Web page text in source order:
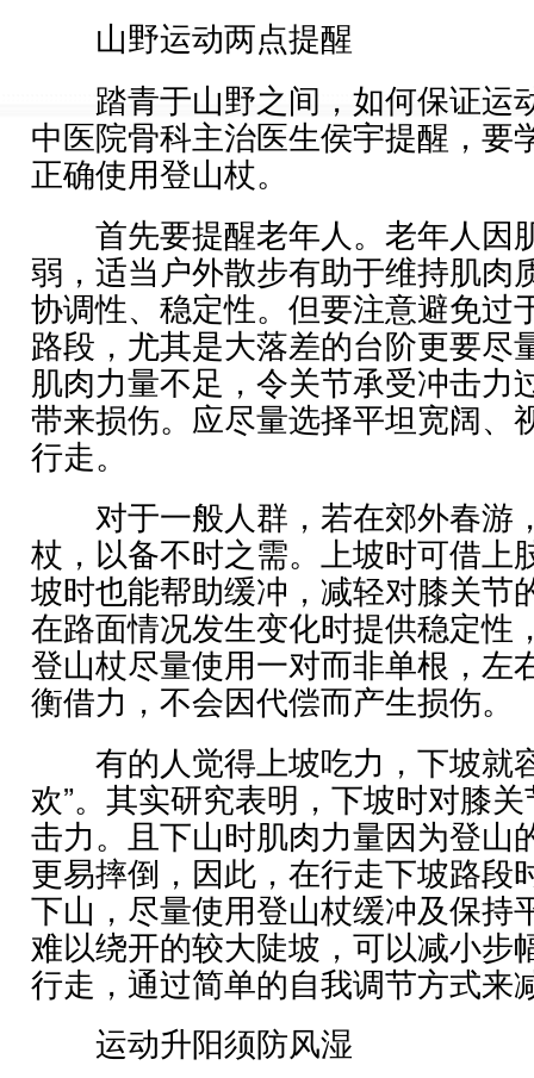
山野运动两点提醒
踏青于山野之间，如何保证运
中医院骨科主治医生侯宇提醒，要
正确使用登山杖。
首先要提醒老年人。老年人因
弱，适当户外散步有助于维持肌肉
协调性、稳定性。但要注意避免过
路段，尤其是大落差的台阶更要尽
肌肉力量不足，令关节承受冲击力
带来损伤。应尽量选择平坦宽阔、
行走。
对于一般人群，若在郊外春游
杖，以备不时之需。上坡时可借上
坡时也能帮助缓冲，减轻对膝关节
在路面情况发生变化时提供稳定性
登山杖尽量使用一对而非单根，左
衡借力，不会因代偿而产生损伤。
有的人觉得上坡吃力，下坡就
欢”。其实研究表明，下坡时对膝
击力。且下山时肌肉力量因为登山
更易摔倒，因此，在行走下坡路段
下山，尽量使用登山杖缓冲及保持
难以绕开的较大陡坡，可以减小步
行走，通过简单的自我调节方式来
运动升阳须防风湿